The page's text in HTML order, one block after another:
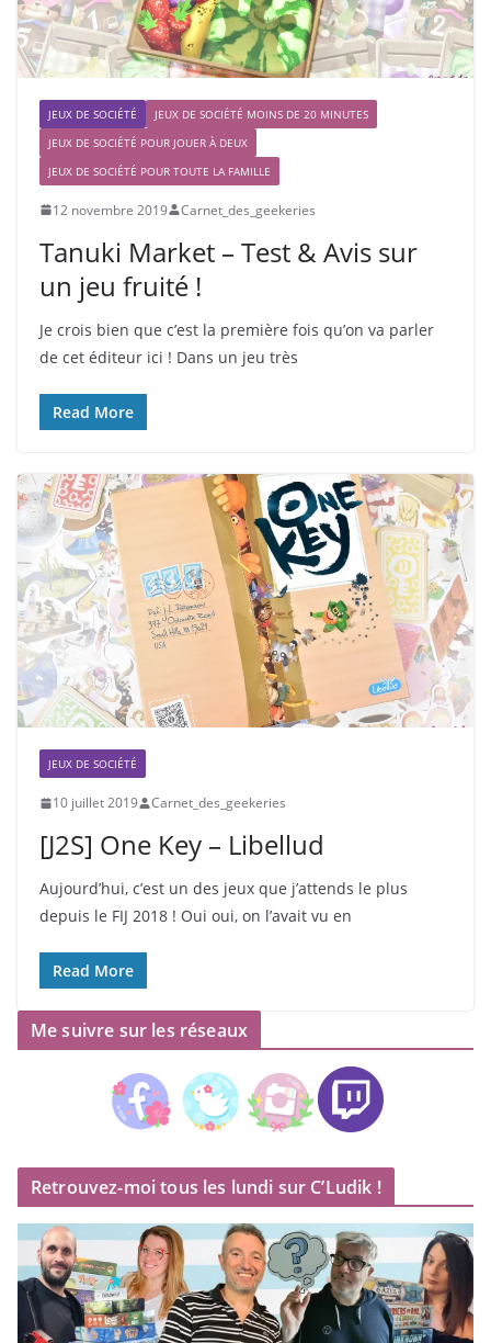
JEUX DE SOCIÉTÉ
JEUX DE SOCIÉTÉ MOINS DE 20 MINUTES
JEUX DE SOCIÉTÉ POUR JOUER À DEUX
JEUX DE SOCIÉTÉ POUR TOUTE LA FAMILLE
12 novembre 2019 Carnet_des_geekeries
Tanuki Market – Test & Avis sur
un jeu fruité !
Je crois bien que c’est la première fois qu’on va parler
de cet éditeur ici ! Dans un jeu très
Read More
JEUX DE SOCIÉTÉ
10 juillet 2019 Carnet_des_geekeries
[J2S] One Key – Libellud
Aujourd’hui, c’est un des jeux que j’attends le plus
depuis le FIJ 2018 ! Oui oui, on l’avait vu en
Read More
Me suivre sur les réseaux
Retrouvez-moi tous les lundi sur C’Ludik !